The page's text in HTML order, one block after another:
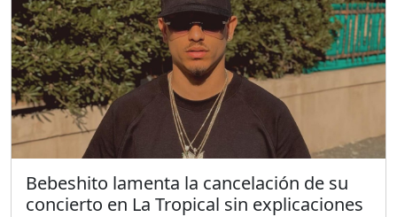
Bebeshito lamenta la cancelación de su
concierto en La Tropical sin explicaciones